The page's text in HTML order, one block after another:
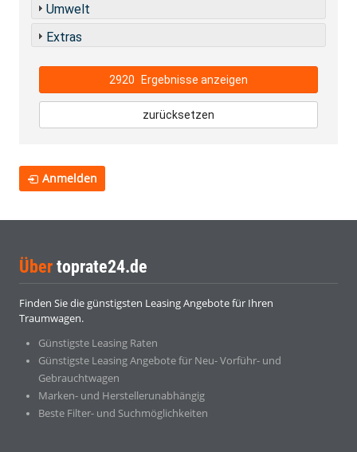
Umwelt
Extras
2920 Ergebnisse anzeigen
zurücksetzen
Anmelden
Über toprate24.de
Finden Sie die günstigsten Leasing Angebote für Ihren
Traumwagen.
Günstigste Leasing Raten
Günstigste Leasing Angebote für Neu- Vorführ- und
Gebrauchtwagen
Marken- und Herstellerunabhängig
Beste Filter- und Suchmöglichkeiten